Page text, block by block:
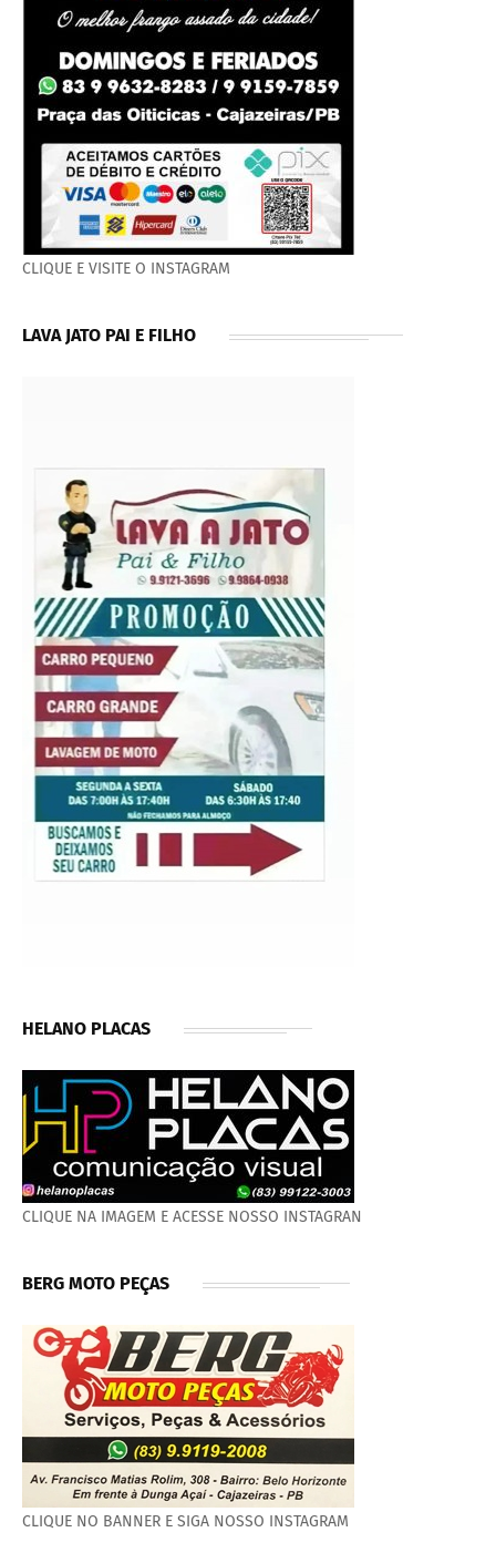
CLIQUE E VISITE O INSTAGRAM
LAVA JATO PAI E FILHO
HELANO PLACAS
CLIQUE NA IMAGEM E ACESSE NOSSO INSTAGRAN
BERG MOTO PEÇAS
CLIQUE NO BANNER E SIGA NOSSO INSTAGRAM